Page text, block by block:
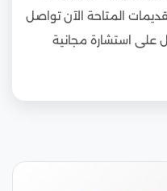
المتاحة الآن تواصل
استشارة مجانية